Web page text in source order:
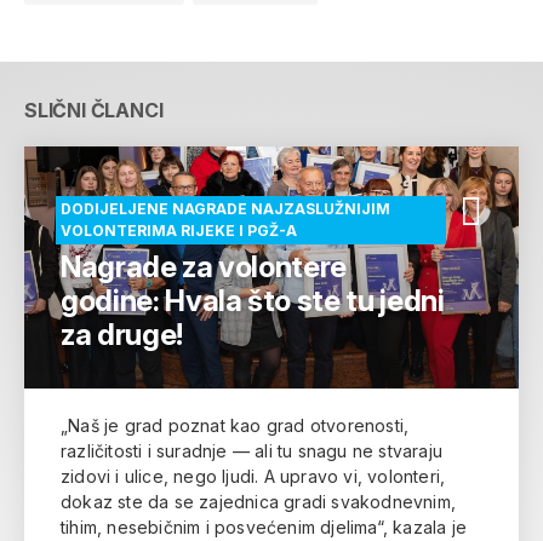
SLIČNI ČLANCI
DODIJELJENE NAGRADE NAJZASLUŽNIJIM
VOLONTERIMA RIJEKE I PGŽ-A
Nagrade za volontere
godine: Hvala što ste tu jedni
za druge!
„Naš je grad poznat kao grad otvorenosti,
različitosti i suradnje — ali tu snagu ne stvaraju
zidovi i ulice, nego ljudi. A upravo vi, volonteri,
dokaz ste da se zajednica gradi svakodnevnim,
tihim, nesebičnim i posvećenim djelima“, kazala je